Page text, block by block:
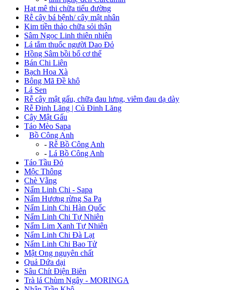
Hạt mê thi chữa tiểu đường
Rễ cây bá bệnh/ cây mật nhân
Kim tiền thảo chữa sỏi thận
Sâm Ngọc Linh thiên nhiên
Lá tắm thuốc người Dao Đỏ
Hồng Sâm bồi bổ cơ thể
Bán Chi Liên
Bạch Hoa Xà
Bông Mã Đề khô
Lá Sen
Rễ cây mật gấu, chữa đau lưng, viêm đau dạ dày
Rễ Đinh Lăng | Củ Đinh Lăng
Cây Mật Gấu
Táo Mèo Sapa
Bồ Công Anh
- Rễ Bồ Công Anh
- Lá Bồ Công Anh
Táo Tầu Đỏ
Mộc Thông
Chè Vằng
Nấm Linh Chi - Sapa
Nấm Hương rừng Sa Pa
Nấm Linh Chi Hàn Quốc
Nấm Linh Chi Tự Nhiên
Nấm Lim Xanh Tự Nhiên
Nấm Linh Chi Đà Lạt
Nấm Linh Chi Bao Tử
Mật Ong nguyên chất
Quả Dứa dại
Sâu Chít Điện Biên
Trà lá Chùm Ngây - MORINGA